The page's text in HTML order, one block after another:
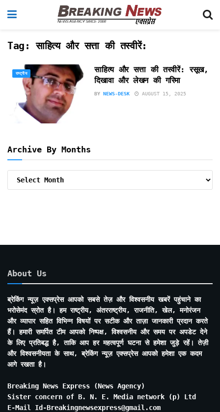
Tag:साहित्य और सत्ता की तस्वीरें:
राष्ट्रीय
साहित्य और सत्ता की तस्वीरें: रसूख,
दिखावा और लेखन की गरिमा
BY NEWS-DESK AUGUST 15, 2025
Archive By Months
About Us
ब्रेकिंग न्यूज़ एक्सप्रेस आपको सबसे तेज़ और विश्वसनीय खबरें पहुंचाने का
भरोसेमंद स्रोत है। हम राष्ट्रीय, अंतरराष्ट्रीय, राजनीति, खेल, मनोरंजन
और व्यापार सहित विभिन्न विषयों पर सटीक और ताज़ा जानकारी प्रदान करते
हैं। हमारी समर्पित टीम आपको निष्पक्ष, विश्वसनीय और समय पर अपडेट देने
के लिए प्रतिबद्ध है, ताकि आप हर महत्वपूर्ण घटना से हमेशा जुड़े रहें। तेज़ी
और विश्वसनीयता के साथ, ब्रेकिंग न्यूज़ एक्सप्रेस आपको हमेशा एक कदम
आगे रखता है।
Breaking News Express (News Agency)
Sister concern of B. N. E. Media network (p) Ltd
E-Mail Id-Breakingnewsexpress@gmail.com